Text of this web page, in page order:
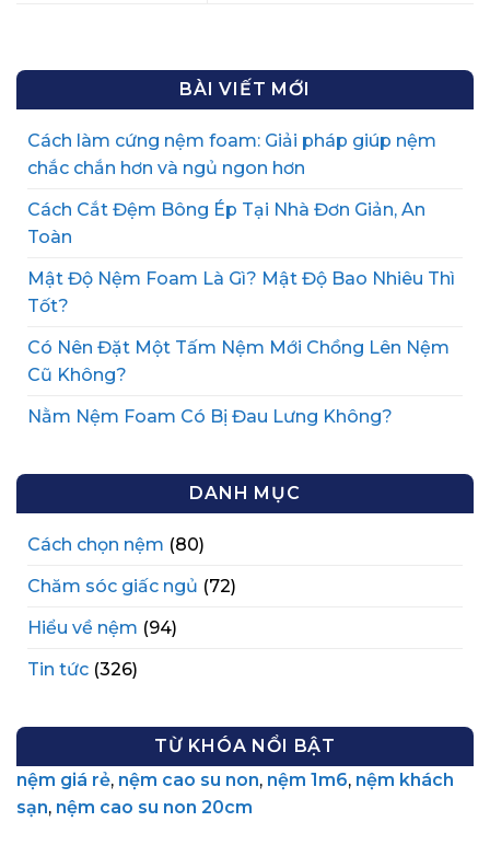
BÀI VIẾT MỚI
Cách làm cứng nệm foam: Giải pháp giúp nệm
chắc chắn hơn và ngủ ngon hơn
Cách Cắt Đệm Bông Ép Tại Nhà Đơn Giản, An
Toàn
Mật Độ Nệm Foam Là Gì? Mật Độ Bao Nhiêu Thì
Tốt?
Có Nên Đặt Một Tấm Nệm Mới Chồng Lên Nệm
Cũ Không?
Nằm Nệm Foam Có Bị Đau Lưng Không?
DANH MỤC
Cách chọn nệm (80)
Chăm sóc giấc ngủ (72)
Hiểu về nệm (94)
Tin tức (326)
TỪ KHÓA NỔI BẬT
nệm giá rẻ, nệm cao su non, nệm 1m6, nệm khách
sạn, nệm cao su non 20cm